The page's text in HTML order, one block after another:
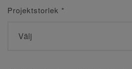
Projektstorlek *